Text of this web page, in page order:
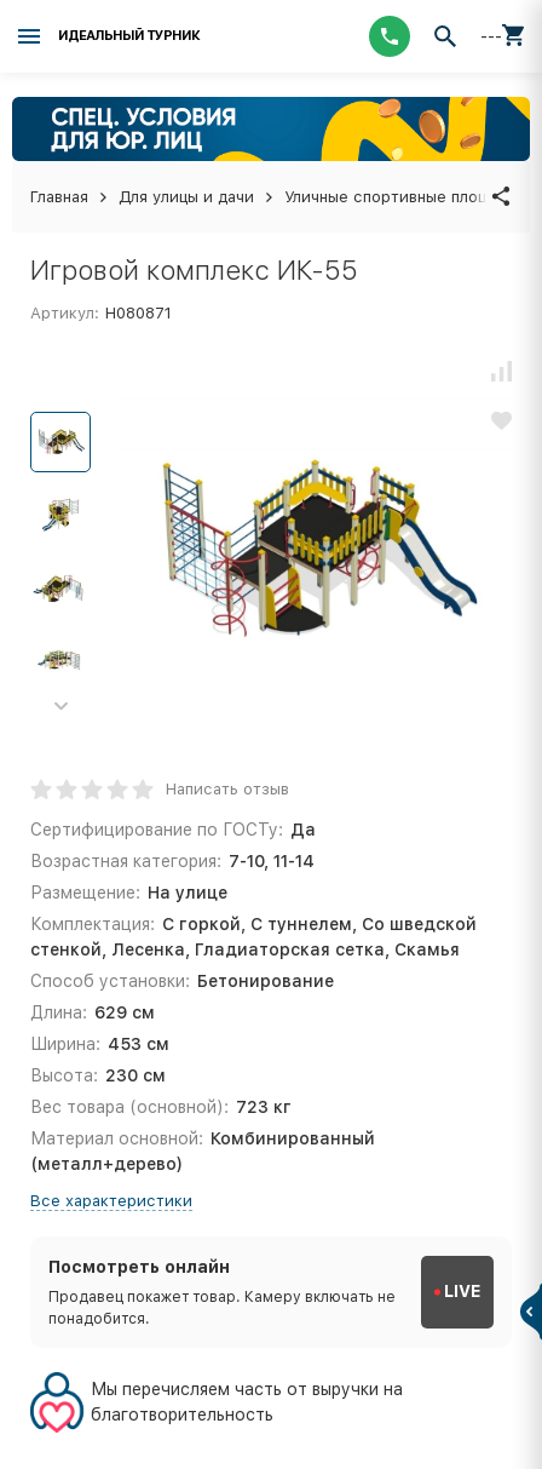
ИДЕАЛЬНЫЙ ТУРНИК ---
Главная Для улицы и дачи Уличные спортивные площадки
Игровой комплекс ИК-55
Артикул: Н080871
Написать отзыв
Сертифицирование по ГОСТу: Да
Возрастная категория: 7-10, 11-14
Размещение: На улице
Комплектация: С горкой, С туннелем, Со шведской
стенкой, Лесенка, Гладиаторская сетка, Скамья
Способ установки: Бетонирование
Длина: 629 см
Ширина: 453 см
Высота: 230 см
Вес товара (основной): 723 кг
Материал основной: Комбинированный
(металл+дерево)
Все характеристики
Посмотреть онлайн
Продавец покажет товар. Камеру включать не
понадобится.
LIVE
Мы перечисляем часть от выручки на
благотворительность